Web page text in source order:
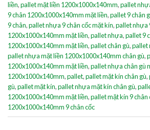
liền,pallet mặt liền 1200x1000x140mm,pallet
9 chân 1200x1000x140mm mặt liền,pallet 9 chân
9 chân,pallet nhựa 9 chân cốc mặt kín,pallet nhựa
1200x1000x140mm mặt liền,pallet nhựa,pallet 9
1200x1000x140mm mặt liền,pallet chân gù,pallet
pallet nhựa mặt liền 1200x1000x140mm chân gù,
1200x1000x140mm mặt liền,pallet nhựa chân gù
1200x1000x140mm,pallet,pallet mặt kín chân gù,
gù,pallet mặt kín,pallet nhựa mặt kín chân gù,
1200x1000x140mm mặt liền,pallet mặt kín 9 chân
1200x1000x140mm 9 chân cốc